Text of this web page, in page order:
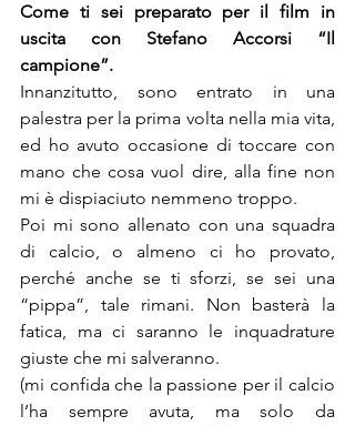
Come ti sei preparato per il film in
uscita con Stefano Accorsi “Il
campione”.
Innanzitutto, sono entrato in una
palestra per la prima volta nella mia vita,
ed ho avuto occasione di toccare con
mano che cosa vuol dire, alla fine non
mi è dispiaciuto nemmeno troppo.
Poi mi sono allenato con una squadra
di calcio, o almeno ci ho provato,
perché anche se ti sforzi, se sei una
“pippa”, tale rimani. Non basterà la
fatica, ma ci saranno le inquadrature
giuste che mi salveranno.
(mi confida che la passione per il calcio
l’ha sempre avuta, ma solo da